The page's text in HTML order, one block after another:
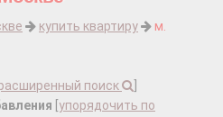
купить квартиру
м.
поиск
упорядочить по